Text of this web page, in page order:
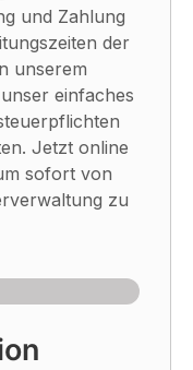
und Zahlung
der
unserem
einfaches
Jetzt online
sofort von
zu